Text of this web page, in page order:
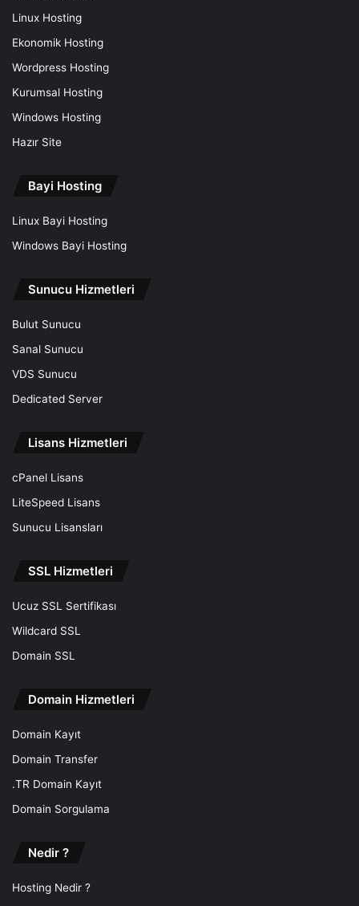
Linux Hosting
Ekonomik Hosting
Wordpress Hosting
Kurumsal Hosting
Windows Hosting
Hazır Site
Bayi Hosting
Linux Bayi Hosting
Windows Bayi Hosting
Sunucu Hizmetleri
Bulut Sunucu
Sanal Sunucu
VDS Sunucu
Dedicated Server
Lisans Hizmetleri
cPanel Lisans
LiteSpeed Lisans
Sunucu Lisansları
SSL Hizmetleri
Ucuz SSL Sertifikası
Wildcard SSL
Domain SSL
Domain Hizmetleri
Domain Kayıt
Domain Transfer
.TR Domain Kayıt
Domain Sorgulama
Nedir ?
Hosting Nedir ?